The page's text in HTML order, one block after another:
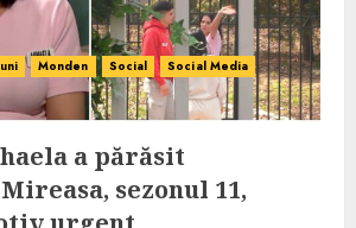
Monden Social
Social Media
a părăsit
sezonul 11,